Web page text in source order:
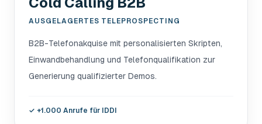
AUSGELAGERTES TELEPROSPECTING
B2B-Telefonakquise mit personalisierten Skripten,
Einwandbehandlung und Telefonqualifikation zur
Generierung qualifizierter Demos.
✓ +1.000 Anrufe für IDDI